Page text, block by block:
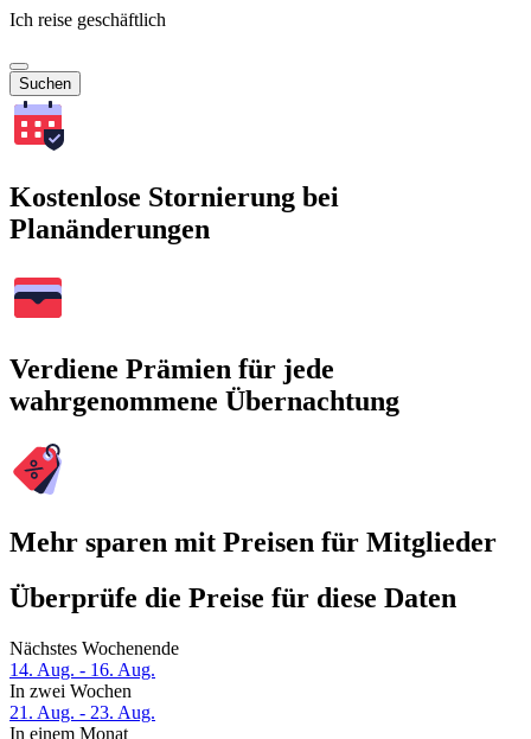
Ich reise geschäftlich
Suchen
Kostenlose Stornierung bei
Planänderungen
Verdiene Prämien für jede
wahrgenommene Übernachtung
Mehr sparen mit Preisen für Mitglieder
Überprüfe die Preise für diese Daten
Nächstes Wochenende
14. Aug. - 16. Aug.
In zwei Wochen
21. Aug. - 23. Aug.
In einem Monat